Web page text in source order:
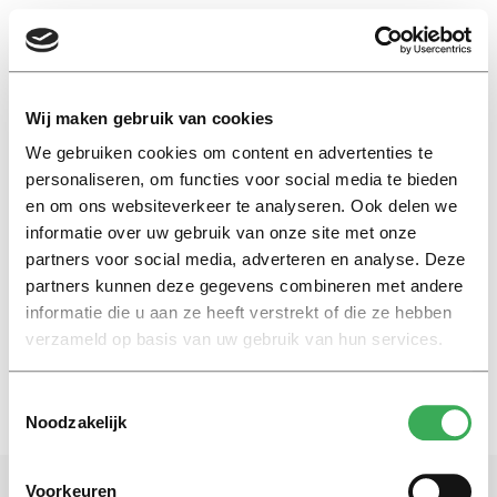
Wij maken gebruik van cookies
We gebruiken cookies om content en advertenties te
personaliseren, om functies voor social media te bieden
en om ons websiteverkeer te analyseren. Ook delen we
informatie over uw gebruik van onze site met onze
partners voor social media, adverteren en analyse. Deze
partners kunnen deze gegevens combineren met andere
informatie die u aan ze heeft verstrekt of die ze hebben
verzameld op basis van uw gebruik van hun services.
Noodzakelijk
Voorkeuren
EN
fietsparkeerkaart
Nieuws
Fiets parkeren met
‘fietsparkeerschijf’
28 september 2017